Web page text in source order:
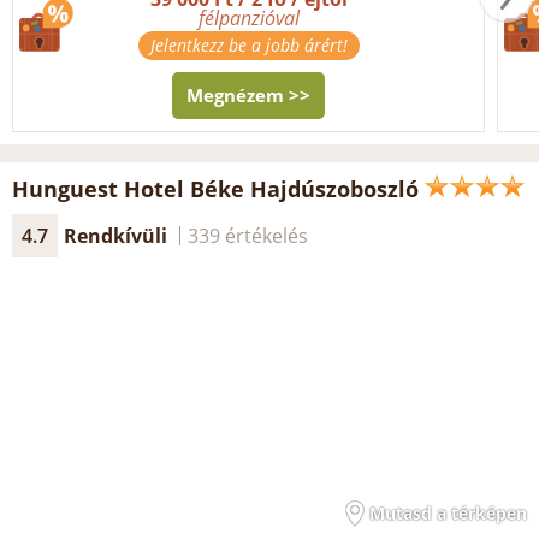
félpanzióval
Jelentkezz be a jobb árért!
Megnézem >>
Hunguest Hotel Béke Hajdúszoboszló
4.7 Rendkívüli 339 értékelés
Mutasd a térképen